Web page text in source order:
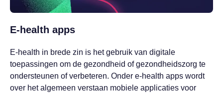
E-health apps
E-health in brede zin is het gebruik van digitale
toepassingen om de gezondheid of gezondheidszorg te
ondersteunen of verbeteren. Onder e-health apps wordt
over het algemeen verstaan mobiele applicaties voor